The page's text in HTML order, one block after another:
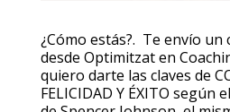
¿Cómo estás?. Te envío un
desde Optimitzat en
quiero darte las claves de
FELICIDAD Y ÉXITO según